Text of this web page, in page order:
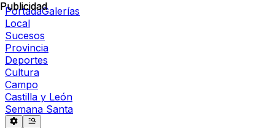
PortadaGalerías
Local
Sucesos
Provincia
Deportes
Cultura
Campo
Castilla y León
Semana Santa
Publicidad
Publicidad